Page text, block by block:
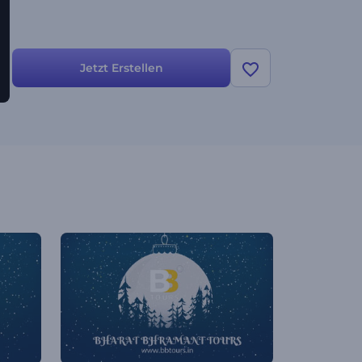
Jetzt Erstellen